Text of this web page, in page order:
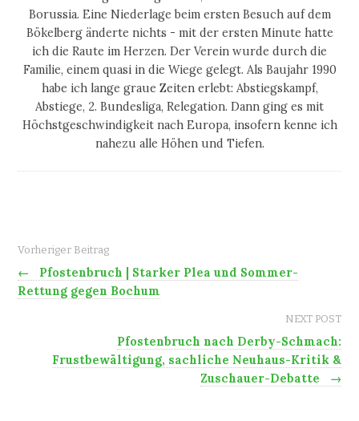
Borussia. Eine Niederlage beim ersten Besuch auf dem
Bökelberg änderte nichts - mit der ersten Minute hatte
ich die Raute im Herzen. Der Verein wurde durch die
Familie, einem quasi in die Wiege gelegt. Als Baujahr 1990
habe ich lange graue Zeiten erlebt: Abstiegskampf,
Abstiege, 2. Bundesliga, Relegation. Dann ging es mit
Höchstgeschwindigkeit nach Europa, insofern kenne ich
nahezu alle Höhen und Tiefen.
Vorheriger Beitrag
←
Pfostenbruch | Starker Plea und Sommer-
Rettung gegen Bochum
NEXT POST
Pfostenbruch nach Derby-Schmach:
Frustbewältigung, sachliche Neuhaus-Kritik &
Zuschauer-Debatte
→